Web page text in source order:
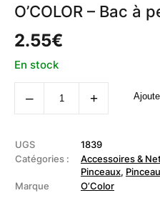
O’COLOR – Bac à
2.55€
En stock
‒
quantité
de
à
peinture
+
UGS
1839
Catégories :
Accessoires &
Pinceaux,
Marque
O’Color